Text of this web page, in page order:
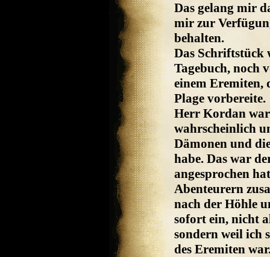
Das gelang mir
mir zur
behalten.
Das Schriftstück
Tagebuch, noch
einem Eremiten,
Plage vorbereite.
Herr Kordan
wahrscheinlich
Dämonen und
habe. Das war
angesprochen
Abenteurern
nach der Höhle
sofort ein, nicht
sondern weil ich
des Eremiten